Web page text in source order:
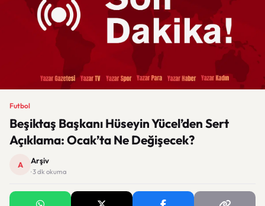
Futbol
Beşiktaş Başkanı Hüseyin Yücel’den Sert
Açıklama: Ocak’ta Ne Değişecek?
A Arşiv
· 3 dk okuma